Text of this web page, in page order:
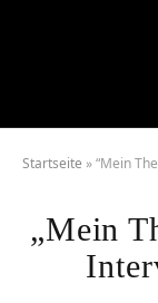
Startseite »“Mein
„Mein